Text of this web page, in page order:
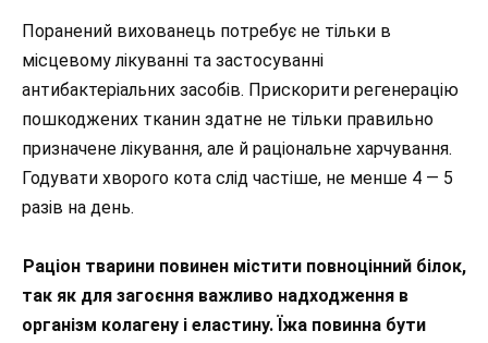
Поранений вихованець потребує не тільки в
місцевому лікуванні та застосуванні
антибактеріальних засобів. Прискорити регенерацію
пошкоджених тканин здатне не тільки правильно
призначене лікування, але й раціональне харчування.
Годувати хворого кота слід частіше, не менше 4 — 5
разів на день.
Раціон тварини повинен містити повноцінний білок,
так як для загоєння важливо надходження в
організм колагену і еластину. Їжа повинна бути